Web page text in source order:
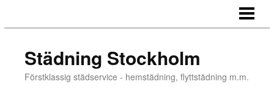
TJÄNSTER
Städning Stockholm
Förstklassig städservice - hemstädning, flyttstädning m.m.